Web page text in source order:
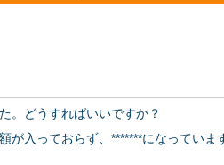
。どうすればいいですか？
が入っておらず、*******になっていま